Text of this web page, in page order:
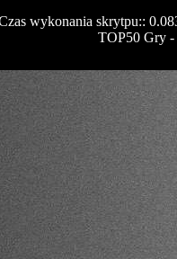
wykonania skrytpu::
TOP50 Gry